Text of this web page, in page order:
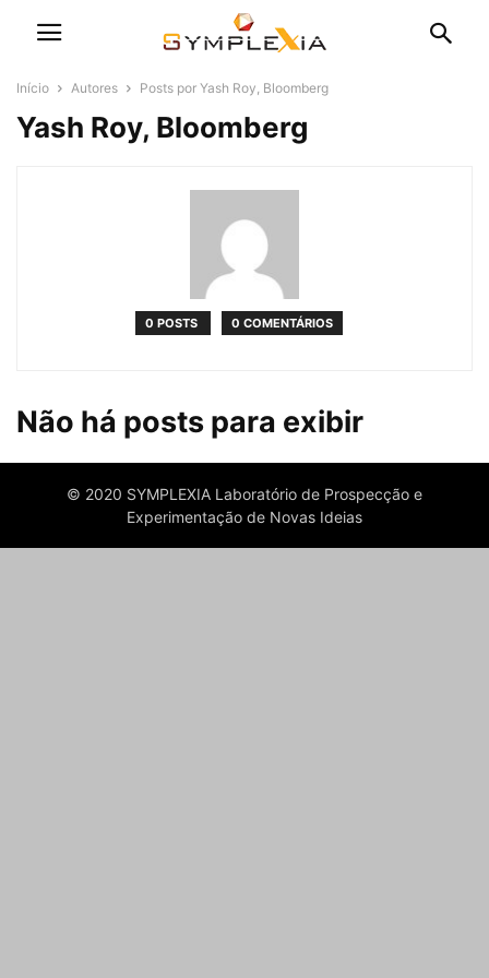
Início Autores Posts por Yash Roy, Bloomberg
Yash Roy, Bloomberg
0 POSTS 0 COMENTÁRIOS
Não há posts para exibir
© 2020 SYMPLEXIA Laboratório de Prospecção e
Experimentação de Novas Ideias